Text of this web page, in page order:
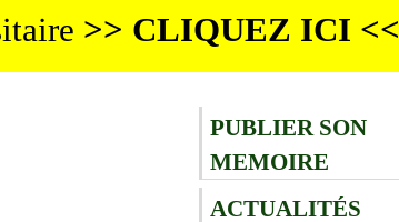
>> CLIQUEZ ICI <<
PUBLIER SON
MEMOIRE
ACTUALITÉS